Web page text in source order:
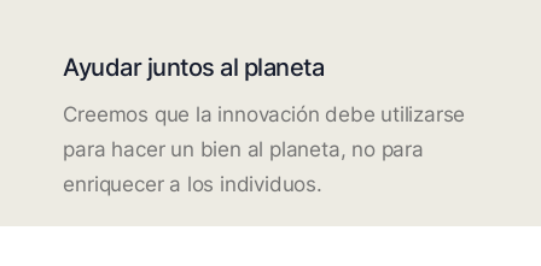
Ayudar juntos al planeta
Creemos que la innovación debe utilizarse
para hacer un bien al planeta, no para
enriquecer a los individuos.